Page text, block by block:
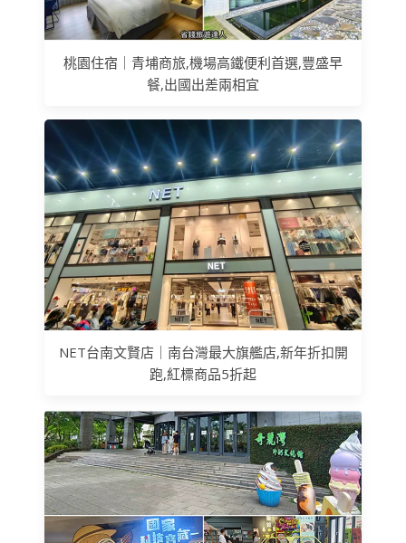
桃園住宿｜青埔商旅,機場高鐵便利首選,豐盛早
餐,出國出差兩相宜
NET台南文賢店｜南台灣最大旗艦店,新年折扣開
跑,紅標商品5折起